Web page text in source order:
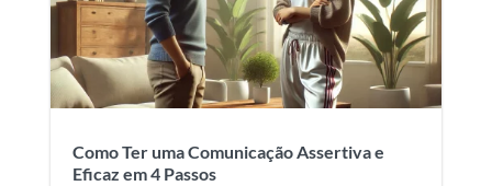
Como Ter uma Comunicação Assertiva e
Eficaz em 4 Passos